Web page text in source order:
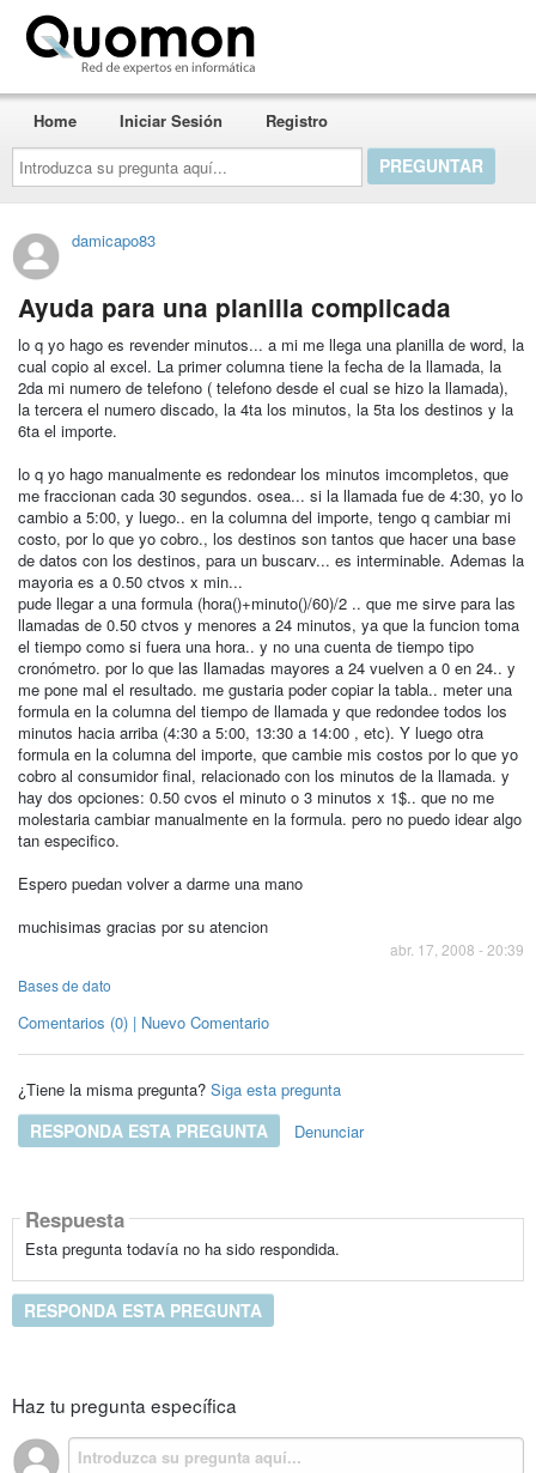
Introduzca
su
pregunta
aquí...
Home Iniciar Sesión Registro
damicapo83
Ayuda para una planilla complicada
lo q yo hago es revender minutos... a mi me llega una planilla de word, la
cual copio al excel. La primer columna tiene la fecha de la llamada, la
2da mi numero de telefono ( telefono desde el cual se hizo la llamada),
la tercera el numero discado, la 4ta los minutos, la 5ta los destinos y la
6ta el importe.
lo q yo hago manualmente es redondear los minutos imcompletos, que
me fraccionan cada 30 segundos. osea... si la llamada fue de 4:30, yo lo
cambio a 5:00, y luego.. en la columna del importe, tengo q cambiar mi
costo, por lo que yo cobro., los destinos son tantos que hacer una base
de datos con los destinos, para un buscarv... es interminable. Ademas la
mayoria es a 0.50 ctvos x min...
pude llegar a una formula (hora()+minuto()/60)/2 .. que me sirve para las
llamadas de 0.50 ctvos y menores a 24 minutos, ya que la funcion toma
el tiempo como si fuera una hora.. y no una cuenta de tiempo tipo
cronómetro. por lo que las llamadas mayores a 24 vuelven a 0 en 24.. y
me pone mal el resultado. me gustaria poder copiar la tabla.. meter una
formula en la columna del tiempo de llamada y que redondee todos los
minutos hacia arriba (4:30 a 5:00, 13:30 a 14:00 , etc). Y luego otra
formula en la columna del importe, que cambie mis costos por lo que yo
cobro al consumidor final, relacionado con los minutos de la llamada. y
hay dos opciones: 0.50 cvos el minuto o 3 minutos x 1$.. que no me
molestaria cambiar manualmente en la formula. pero no puedo idear algo
tan especifico.
Espero puedan volver a darme una mano
muchisimas gracias por su atencion
abr. 17, 2008 - 20:39
Bases de dato
Comentarios (0) | Nuevo Comentario
¿Tiene la misma pregunta? Siga esta pregunta
RESPONDA ESTA PREGUNTA Denunciar
Respuesta
Esta pregunta todavía no ha sido respondida.
RESPONDA ESTA PREGUNTA
Haz tu pregunta específica